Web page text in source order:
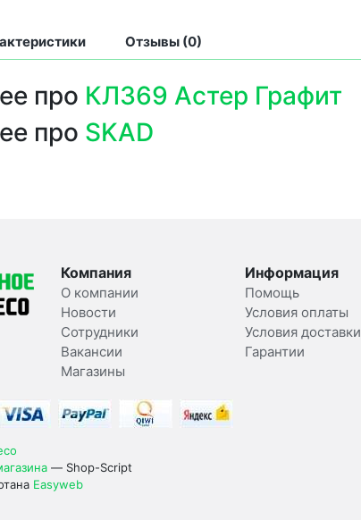
Отзывы (0)
про КЛ369 Астер Графит
про SKAD
Компания
О компании
Новости
Сотрудники
Вакансии
Магазины
Информация
Помощь
Условия оплаты
Условия доставки
Гарантии
— Shop-Script
Easyweb